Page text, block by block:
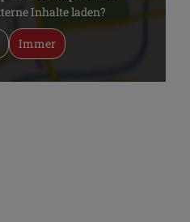
Inhalte laden?
Immer